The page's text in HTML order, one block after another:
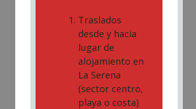
Traslados
desde y hacia
lugar de
alojamiento en
La Serena
(sector centro,
playa o costa)